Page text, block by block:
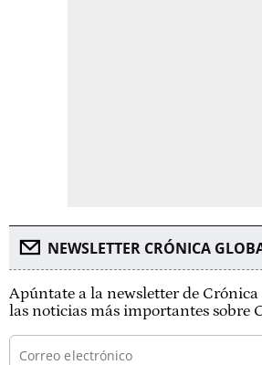
NEWSLETTER CRÓNICA
Apúntate a la newsletter de
las noticias más importantes sobre